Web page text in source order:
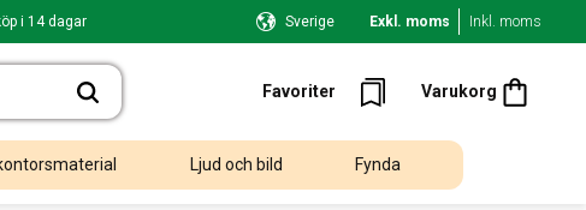
i 14 dagar Sverige Exkl. moms Inkl. moms
Favoriter Varukorg
Favoriter
Ljud och bild Fynda